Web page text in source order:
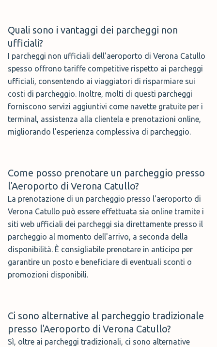
Quali sono i vantaggi dei parcheggi non
ufficiali?
I parcheggi non ufficiali dell'aeroporto di Verona Catullo
spesso offrono tariffe competitive rispetto ai parcheggi
ufficiali, consentendo ai viaggiatori di risparmiare sui
costi di parcheggio. Inoltre, molti di questi parcheggi
forniscono servizi aggiuntivi come navette gratuite per i
terminal, assistenza alla clientela e prenotazioni online,
migliorando l'esperienza complessiva di parcheggio.
Come posso prenotare un parcheggio presso
l'Aeroporto di Verona Catullo?
La prenotazione di un parcheggio presso l'aeroporto di
Verona Catullo può essere effettuata sia online tramite i
siti web ufficiali dei parcheggi sia direttamente presso il
parcheggio al momento dell'arrivo, a seconda della
disponibilità. È consigliabile prenotare in anticipo per
garantire un posto e beneficiare di eventuali sconti o
promozioni disponibili.
Ci sono alternative al parcheggio tradizionale
presso l'Aeroporto di Verona Catullo?
Sì, oltre ai parcheggi tradizionali, ci sono alternative